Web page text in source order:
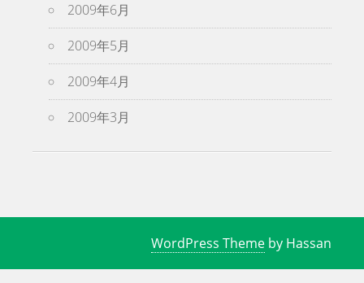
2009年6月
2009年5月
2009年4月
2009年3月
WordPress Theme by Hassan